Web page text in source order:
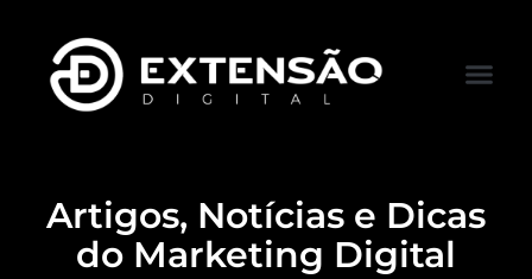
Artigos, Notícias e Dicas
do Marketing Digital